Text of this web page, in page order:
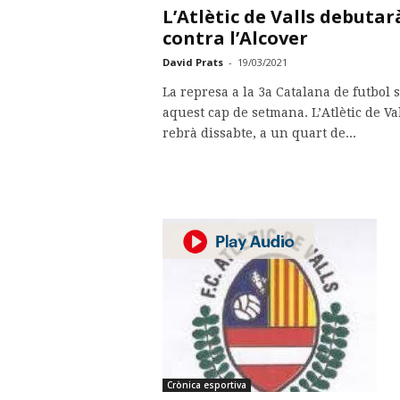
L’Atlètic de Valls
contra l’Alcover
David Prats - 19/03/2021
La represa a la 3a Catalana de futbol
aquest cap de setmana. L’Atlètic de
rebrà dissabte, a un quart de...
Crònica esportiva